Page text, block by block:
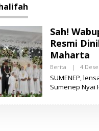
Sah!
Resmi
Maharta
Berita | 4
SUMENEP,
Sumenep Nyai